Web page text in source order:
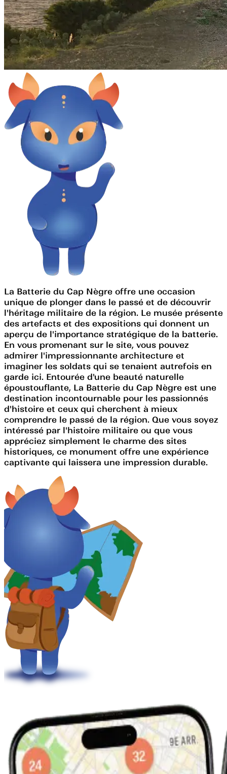
La Batterie du Cap Nègre offre une occasion
unique de plonger dans le passé et de découvrir
l'héritage militaire de la région. Le musée présente
des artefacts et des expositions qui donnent un
aperçu de l'importance stratégique de la batterie.
En vous promenant sur le site, vous pouvez
admirer l'impressionnante architecture et
imaginer les soldats qui se tenaient autrefois en
garde ici. Entourée d'une beauté naturelle
époustouflante, La Batterie du Cap Nègre est une
destination incontournable pour les passionnés
d'histoire et ceux qui cherchent à mieux
comprendre le passé de la région. Que vous soyez
intéressé par l'histoire militaire ou que vous
appréciez simplement le charme des sites
historiques, ce monument offre une expérience
captivante qui laissera une impression durable.